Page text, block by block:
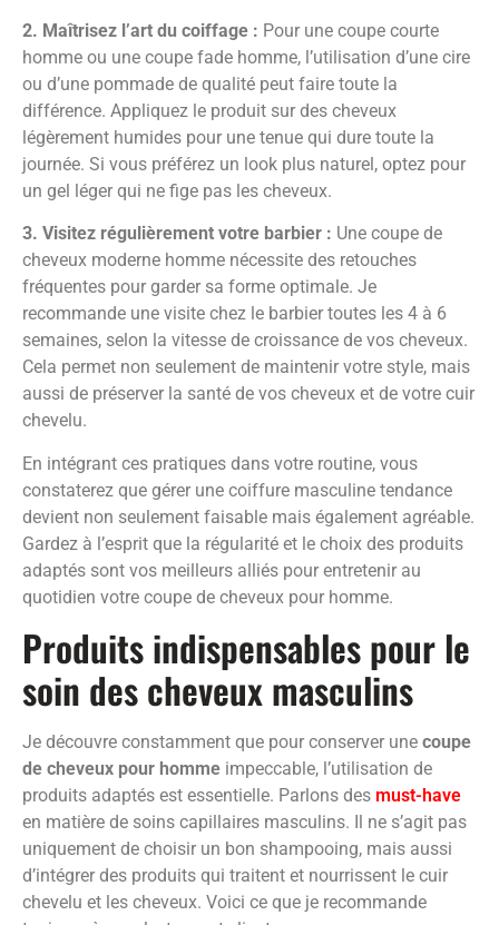
2. Maîtrisez l’art du coiffage : Pour une coupe courte
homme ou une coupe fade homme, l’utilisation d’une cire
ou d’une pommade de qualité peut faire toute la
différence. Appliquez le produit sur des cheveux
légèrement humides pour une tenue qui dure toute la
journée. Si vous préférez un look plus naturel, optez pour
un gel léger qui ne fige pas les cheveux.
3. Visitez régulièrement votre barbier : Une coupe de
cheveux moderne homme nécessite des retouches
fréquentes pour garder sa forme optimale. Je
recommande une visite chez le barbier toutes les 4 à 6
semaines, selon la vitesse de croissance de vos cheveux.
Cela permet non seulement de maintenir votre style, mais
aussi de préserver la santé de vos cheveux et de votre cuir
chevelu.
En intégrant ces pratiques dans votre routine, vous
constaterez que gérer une coiffure masculine tendance
devient non seulement faisable mais également agréable.
Gardez à l’esprit que la régularité et le choix des produits
adaptés sont vos meilleurs alliés pour entretenir au
quotidien votre coupe de cheveux pour homme.
Produits indispensables pour le
soin des cheveux masculins
Je découvre constamment que pour conserver une coupe
de cheveux pour homme impeccable, l’utilisation de
produits adaptés est essentielle. Parlons des must-have
en matière de soins capillaires masculins. Il ne s’agit pas
uniquement de choisir un bon shampooing, mais aussi
d’intégrer des produits qui traitent et nourrissent le cuir
chevelu et les cheveux. Voici ce que je recommande